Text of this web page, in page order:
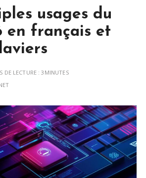
usages du
en français et
DE LECTURE :3MINUTES